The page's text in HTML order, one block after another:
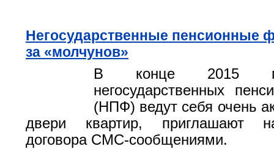
Негосударственные пенсионные
за «молчунов»
В конце 2015
негосударственных
(НПФ) ведут себя очень
двери квартир, приглашают
договора СМС-сообщениями.